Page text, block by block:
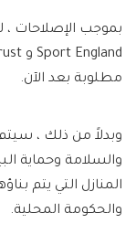
بموجب الإصلاحات ،
مطلوبة بعد الآن.
وبدلاً من ذلك ،
والسلامة وحماية
المنازل التي يتم
والحكومة المحلية.